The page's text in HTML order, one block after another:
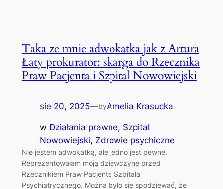
Taka ze mnie adwokatka jak z Artura
Łaty prokurator: skarga do Rzecznika
Praw Pacjenta i Szpital Nowowiejski
sie 20, 2025—byAmelia Krasucka
w Działania prawne, Szpital
Nowowiejski, Zdrowie psychiczne
Nie jestem adwokatką, ale jedno jest pewne.
Reprezentowałam moją dziewczynę przed
Rzecznikiem Praw Pacjenta Szpitala
Psychiatrycznego. Można było się spodziewać, że